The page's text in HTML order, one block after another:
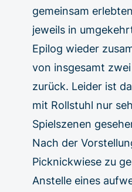
gemeinsam
jeweils in
Epilog wieder
von insgesamt
zurück. Leider ist
mit Rollstuhl nur
Spielszenen
Nach der
Picknickwiese zu
Anstelle eines